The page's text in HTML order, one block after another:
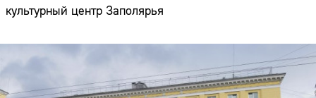
культурный центр Заполярья